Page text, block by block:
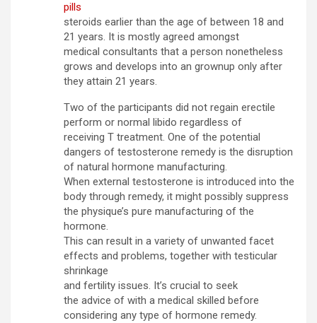
pills
steroids earlier than the age of between 18 and
21 years. It is mostly agreed amongst
medical consultants that a person nonetheless
grows and develops into an grownup only after
they attain 21 years.
Two of the participants did not regain erectile
perform or normal libido regardless of
receiving T treatment. One of the potential
dangers of testosterone remedy is the disruption
of natural hormone manufacturing.
When external testosterone is introduced into the
body through remedy, it might possibly suppress
the physique’s pure manufacturing of the
hormone.
This can result in a variety of unwanted facet
effects and problems, together with testicular
shrinkage
and fertility issues. It’s crucial to seek
the advice of with a medical skilled before
considering any type of hormone remedy.